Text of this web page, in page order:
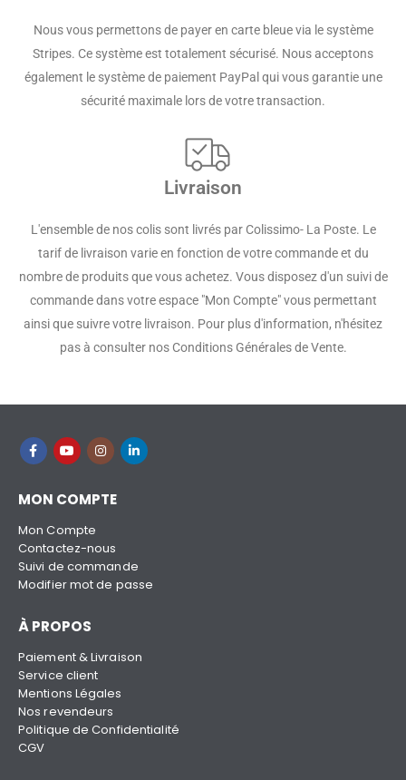
Nous vous permettons de payer en carte bleue via le système
Stripes. Ce système est totalement sécurisé. Nous acceptons
également le système de paiement PayPal qui vous garantie une
sécurité maximale lors de votre transaction.
Livraison
L'ensemble de nos colis sont livrés par Colissimo- La Poste. Le
tarif de livraison varie en fonction de votre commande et du
nombre de produits que vous achetez. Vous disposez d'un suivi de
commande dans votre espace "Mon Compte" vous permettant
ainsi que suivre votre livraison. Pour plus d'information, n'hésitez
pas à consulter nos Conditions Générales de Vente.
MON COMPTE
Mon Compte
Contactez-nous
Suivi de commande
Modifier mot de passe
À PROPOS
Paiement & Livraison
Service client
Mentions Légales
Nos revendeurs
Politique de Confidentialité
CGV